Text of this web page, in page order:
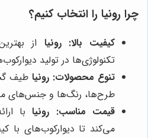
چرا رونیا را انتخاب کنیم؟
کیفیت بالا: رونیا از
تکنولوژی‌ها در تولید
تنوع محصولات: رونیا طیف
طرح‌ها، رنگ‌ها و جنس‌های
قیمت مناسب: رونیابا
می‌کند تا دیوارکوب‌های با